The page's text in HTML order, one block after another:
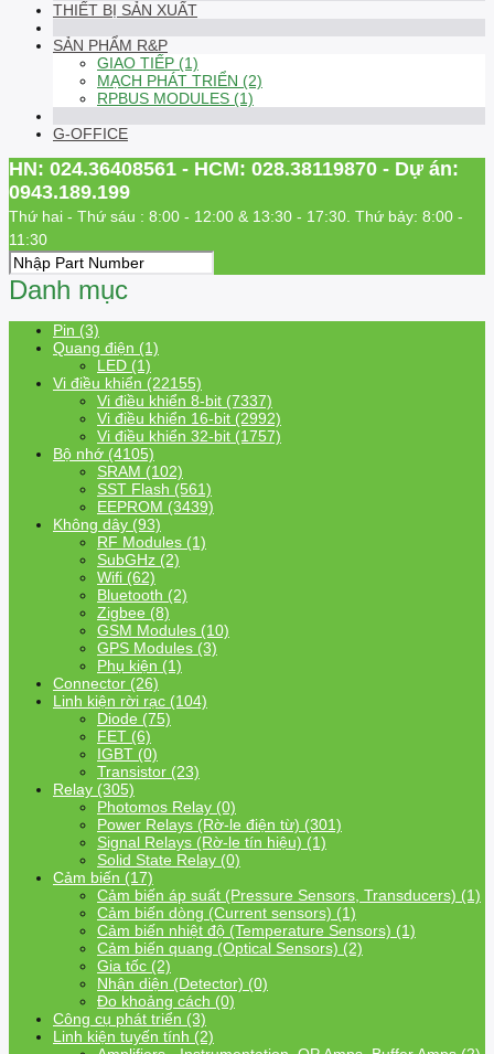
THIẾT BỊ SẢN XUẤT
SẢN PHẨM R&P
GIAO TIẾP (1)
MẠCH PHÁT TRIỂN (2)
RPBUS MODULES (1)
G-OFFICE
HN: 024.36408561 - HCM: 028.38119870 - Dự án:
0943.189.199
Thứ hai - Thứ sáu : 8:00 - 12:00 & 13:30 - 17:30. Thứ bảy: 8:00 -
11:30
Danh mục
Pin (3)
Quang điện (1)
LED (1)
Vi điều khiển (22155)
Vi điều khiển 8-bit (7337)
Vi điều khiển 16-bit (2992)
Vi điều khiển 32-bit (1757)
Bộ nhớ (4105)
SRAM (102)
SST Flash (561)
EEPROM (3439)
Không dây (93)
RF Modules (1)
SubGHz (2)
Wifi (62)
Bluetooth (2)
Zigbee (8)
GSM Modules (10)
GPS Modules (3)
Phụ kiện (1)
Connector (26)
Linh kiện rời rạc (104)
Diode (75)
FET (6)
IGBT (0)
Transistor (23)
Relay (305)
Photomos Relay (0)
Power Relays (Rờ-le điện từ) (301)
Signal Relays (Rờ-le tín hiệu) (1)
Solid State Relay (0)
Cảm biến (17)
Cảm biến áp suất (Pressure Sensors, Transducers) (1)
Cảm biến dòng (Current sensors) (1)
Cảm biến nhiệt độ (Temperature Sensors) (1)
Cảm biến quang (Optical Sensors) (2)
Gia tốc (2)
Nhận diện (Detector) (0)
Đo khoảng cách (0)
Công cụ phát triển (3)
Linh kiện tuyến tính (2)